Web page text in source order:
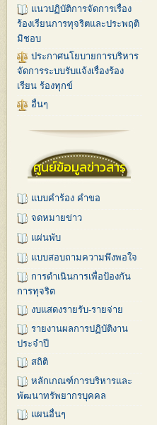
แนวปฏิบัติการจัดการเรื่อง
ร้องเรียนการทุจริตและประพฤติ
มิชอบ
ประกาศนโยบายการบริหาร
จัดการระบบรับแจ้งเรื่องร้อง
เรียน ร้องทุกข์
อื่นๆ
ศูนย์ข้อมูลข่าวสาร
แบบคำร้อง คำขอ
จดหมายข่าว
แผ่นพับ
แบบสอบถามความพึงพอใจ
การดำเนินการเพื่อป้องกัน
การทุจริต
งบแสดงรายรับ-รายจ่าย
รายงานผลการปฏิบัติงาน
ประจำปี
สถิติ
หลักเกณฑ์การบริหารและ
พัฒนาทรัพยากรบุคคล
แผนอื่นๆ